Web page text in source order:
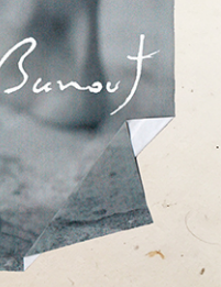
Descalzos